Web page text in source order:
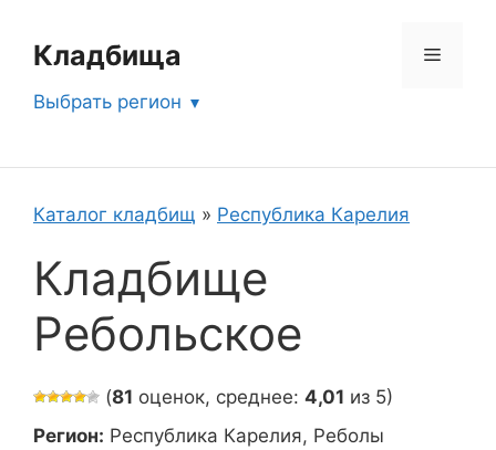
содержимому
Кладбища Меню
Выбрать регион
Каталог кладбищ » Республика Карелия
Кладбище
Ребольское
(81 оценок, среднее: 4,01 из 5)
Регион: Республика Карелия, Реболы